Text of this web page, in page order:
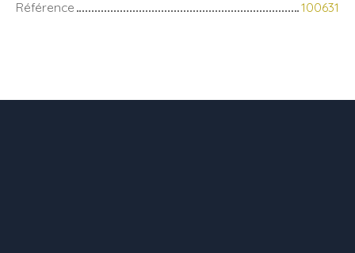
Référence
100631